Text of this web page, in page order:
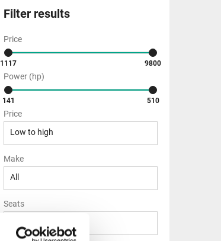
Filter results
Price
1117 9800
Power (hp)
141 510
Price
Low to high
Make
All
Seats